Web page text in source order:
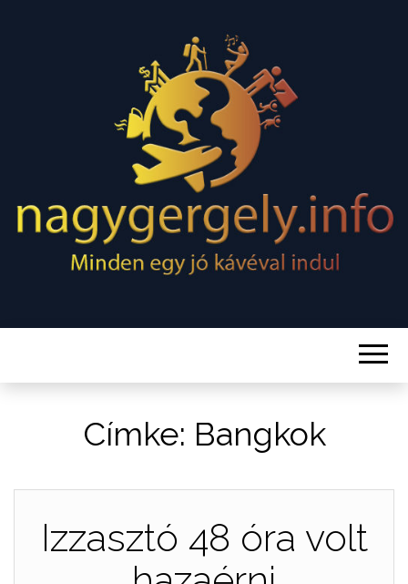
NAGY
GERGELY
Minden egy jó kávéval indul
Címke: Bangkok
Izzasztó 48 óra volt